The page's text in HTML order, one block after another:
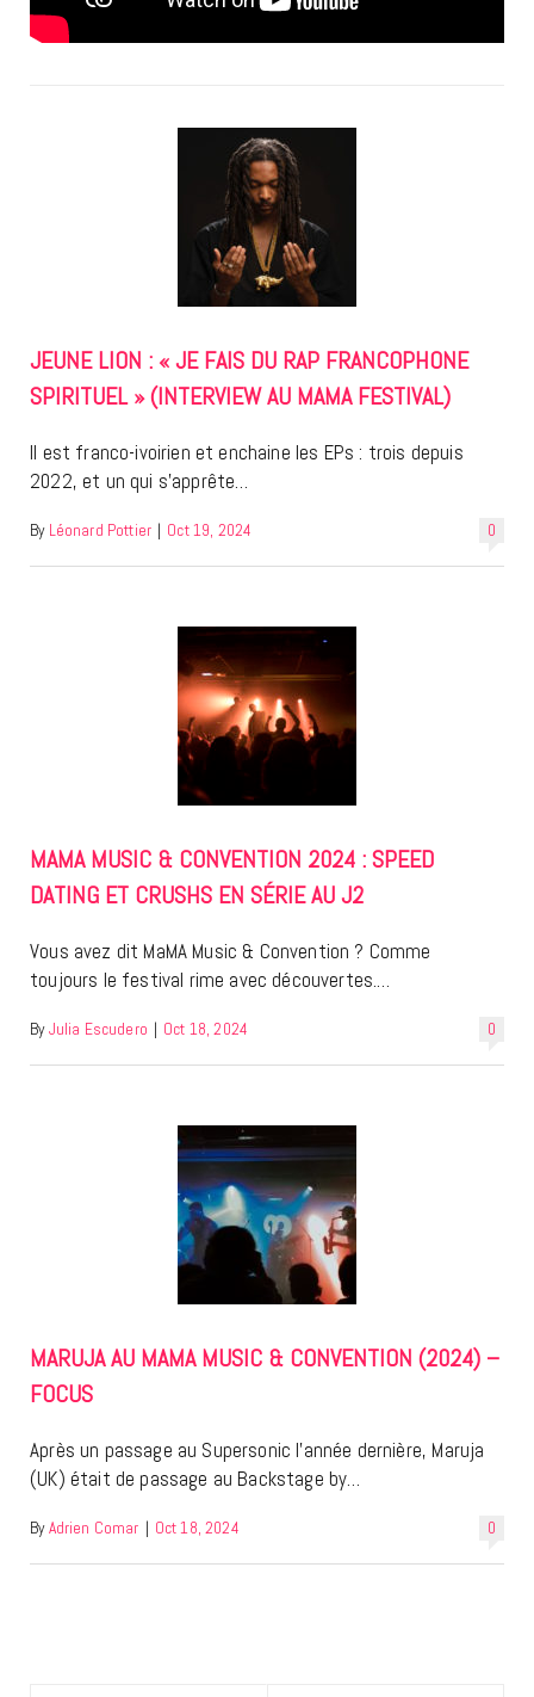
JEUNE LION : « JE FAIS DU RAP FRANCOPHONE
SPIRITUEL » (INTERVIEW AU MAMA FESTIVAL)
Il est franco-ivoirien et enchaine les EPs : trois depuis
2022, et un qui s’apprête…
0
By Léonard Pottier | Oct 19, 2024
MAMA MUSIC & CONVENTION 2024 : SPEED
DATING ET CRUSHS EN SÉRIE AU J2
Vous avez dit MaMA Music & Convention ? Comme
toujours le festival rime avec découvertes.…
0
By Julia Escudero | Oct 18, 2024
MARUJA AU MAMA MUSIC & CONVENTION (2024) –
FOCUS
Après un passage au Supersonic l’année dernière, Maruja
(UK) était de passage au Backstage by…
0
By Adrien Comar | Oct 18, 2024